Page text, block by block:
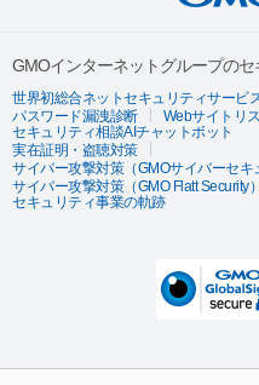
GMOインターネットグループの
世界初総合ネットセキュリティサービ
パスワード漏洩診断
Webサイトリ
セキュリティ相談AIチャットボット
実在証明・盗聴対策
サイバー攻撃対策（GMOサイバーセキ
サイバー攻撃対策（GMO Flatt Security）
セキュリティ事業の軌跡